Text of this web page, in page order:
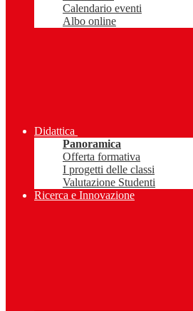
Calendario eventi
Albo online
Didattica
Panoramica
Offerta formativa
I progetti delle classi
Valutazione Studenti
Ricerca e Innovazione